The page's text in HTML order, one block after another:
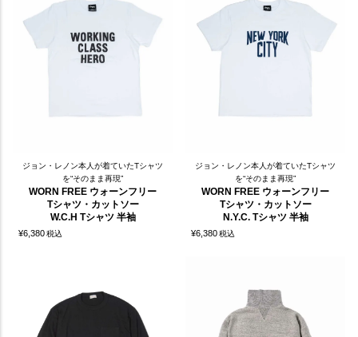
ジョン・レノン本人が着ていたTシャツ
を“そのまま再現”
WORN FREE ウォーンフリー
Tシャツ・カットソー
W.C.H Tシャツ 半袖
¥6,380税込
ジョン・レノン本人が着ていたTシャツ
を“そのまま再現”
WORN FREE ウォーンフリー
Tシャツ・カットソー
N.Y.C. Tシャツ 半袖
¥6,380税込